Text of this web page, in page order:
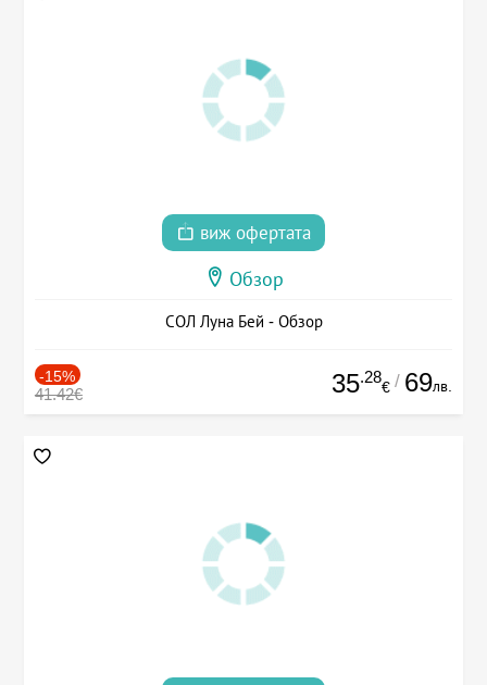
виж офертата
Обзор
СОЛ Луна Бей - Обзор
-15%
41.42€ 35.28
€ / 69лв.